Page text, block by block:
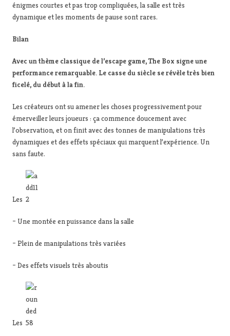
énigmes courtes et pas trop compliquées, la salle est très
dynamique et les moments de pause sont rares.
Bilan
Avec un thème classique de l’escape game, The Box signe une
performance remarquable. Le casse du siècle se révèle très bien
ficelé, du début à la fin.
Les créateurs ont su amener les choses progressivement pour
émerveiller leurs joueurs : ça commence doucement avec
l’observation, et on finit avec des tonnes de manipulations très
dynamiques et des effets spéciaux qui marquent l’expérience. Un
sans faute.
Les
– Une montée en puissance dans la salle
– Plein de manipulations très variées
– Des effets visuels très aboutis
Les